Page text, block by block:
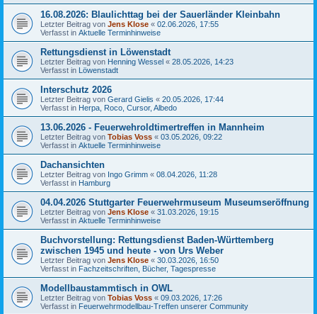
16.08.2026: Blaulichttag bei der Sauerländer Kleinbahn
Letzter Beitrag von Jens Klose « 02.06.2026, 17:55
Verfasst in Aktuelle Terminhinweise
Rettungsdienst in Löwenstadt
Letzter Beitrag von Henning Wessel « 28.05.2026, 14:23
Verfasst in Löwenstadt
Interschutz 2026
Letzter Beitrag von Gerard Gielis « 20.05.2026, 17:44
Verfasst in Herpa, Roco, Cursor, Albedo
13.06.2026 - Feuerwehroldtimertreffen in Mannheim
Letzter Beitrag von Tobias Voss « 03.05.2026, 09:22
Verfasst in Aktuelle Terminhinweise
Dachansichten
Letzter Beitrag von Ingo Grimm « 08.04.2026, 11:28
Verfasst in Hamburg
04.04.2026 Stuttgarter Feuerwehrmuseum Museumseröffnung
Letzter Beitrag von Jens Klose « 31.03.2026, 19:15
Verfasst in Aktuelle Terminhinweise
Buchvorstellung: Rettungsdienst Baden-Württemberg
zwischen 1945 und heute - von Urs Weber
Letzter Beitrag von Jens Klose « 30.03.2026, 16:50
Verfasst in Fachzeitschriften, Bücher, Tagespresse
Modellbaustammtisch in OWL
Letzter Beitrag von Tobias Voss « 09.03.2026, 17:26
Verfasst in Feuerwehrmodellbau-Treffen unserer Community